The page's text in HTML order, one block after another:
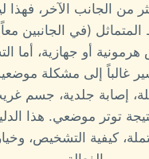
من الجانب الآخر، فهذا
المتماثل (في الجانبين
أو جهازية، أما
غالباً إلى مشكلة
إصابة جلدية، جسم
توتر موضعي. هذا
كيفية التشخيص،